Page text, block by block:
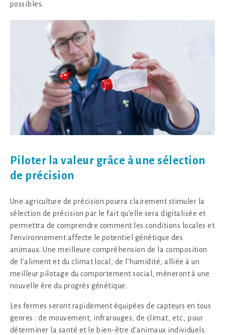
possibles.
Piloter la valeur grâce à une sélection
de précision
Une agriculture de précision pourra clairement stimuler la
sélection de précision par le fait qu’elle sera digitalisée et
permettra de comprendre comment les conditions locales et
l’environnement affecte le potentiel génétique des
animaux. Une meilleure compréhension de la composition
de l’aliment et du climat local, de l’humidité, alliée à un
meilleur pilotage du comportement social, mèneront à une
nouvelle ère du progrès génétique.
Les fermes seront rapidement équipées de capteurs en tous
genres : de mouvement, infrarouges, de climat, etc., pour
déterminer la santé et le bien-être d’animaux individuels.